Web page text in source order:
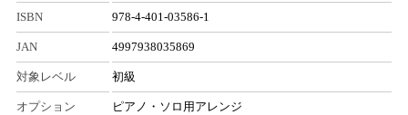
ISBN 978-4-401-03586-1
JAN 4997938035869
対象レベル 初級
オプション ピアノ・ソロ用アレンジ